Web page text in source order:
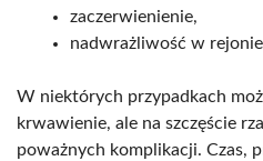
zaczerwienienie,
nadwrażliwość w
W niektórych przypadkach
krwawienie, ale na szczęście
poważnych komplikacji. Czas,